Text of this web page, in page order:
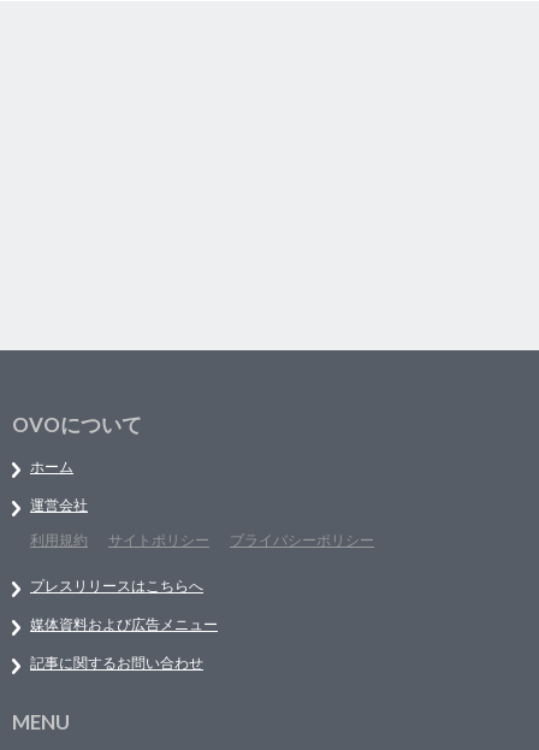
OVOについて
ホーム
運営会社
利用規約
サイトポリシー プライバシーポリシー
プレスリリースはこちらへ
媒体資料および広告メニュー
記事に関するお問い合わせ
MENU